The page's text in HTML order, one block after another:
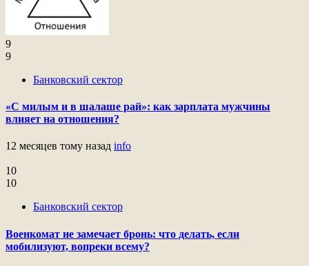
9
9
Банковский сектор
«С милым и в шалаше рай»: как зарплата мужчины
влияет на отношения?
12 месяцев тому назад info
10
10
Банковский сектор
Военкомат не замечает бронь: что делать, если
мобилизуют, вопреки всему?